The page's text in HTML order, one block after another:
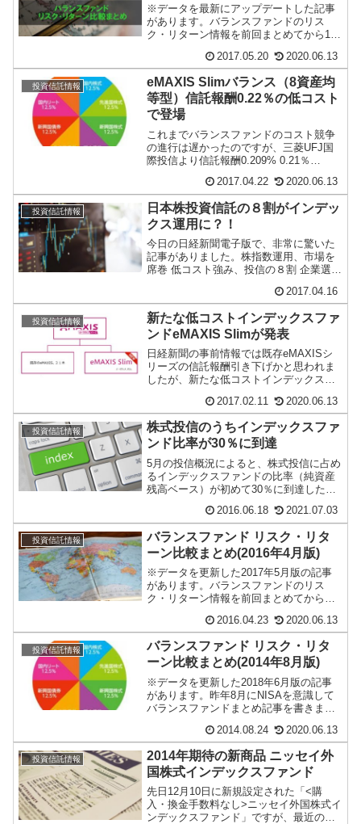
※データを最新にアップデートした記事
があります。バランスファンドのリス
ク・リターン情報を前回まとめてから1年
トしておきます。...2017.05.20 2020.06.13
投資信託情報
eMAXIS Slimバランス（8資産均
等型）信託報酬0.22％の低コスト
で登場
これまでバランスファンドのコスト競争
の進行は遅かったのですが、三菱UFJ国
際投信より信託報酬0.209% 0.21％
2017.04.22 2020.06.13
投資信託情報
日本株投資信託の８割がインデッ
クス運用に？！
今日の日経新聞電子版で、非常に驚いた
記事がありました。株指数運用、市場を
席巻 低コスト強み、投信の８割 企業選別
2017.04.16
投資信託情報
新たな低コストインデックスファ
ンドeMAXIS Slimが発表
日経新聞の事前情報では既存eMAXISシ
リーズの信託報酬引き下げかと思われま
したが、新たな低コストインデックスフ
2017.02.11 2020.06.13
投資信託情報
株式投信のうちインデックスファ
ンド比率が30％に到達
5月の投信概況によると、株式投信に占め
るインデックスファンドの比率（純資産
残高ベース）が初めて30％に到達したと
統計による...
2016.06.18 2021.07.03
投資信託情報
バランスファンド リスク・リタ
ーン比較まとめ(2016年4月版)
※データを更新した2017年5月版の記事
があります。バランスファンドのリス
ク・リターン情報を前回まとめてから半
しておきます。...2016.04.23 2020.06.13
投資信託情報
バランスファンド リスク・リタ
ーン比較まとめ(2014年8月版)
※データを更新した2018年6月版の記事
があります。昨年8月にNISAを意識して
バランスファンドまとめ記事を書きまし
2014.08.24 2020.06.13
投資信託情報
2014年期待の新商品 ニッセイ外
国株式インデックスファンド
先日12月10日に新規設定された「<購
入・換金手数料なし>ニッセイ外国株式イ
ンデックスファンド」ですが、最近の低